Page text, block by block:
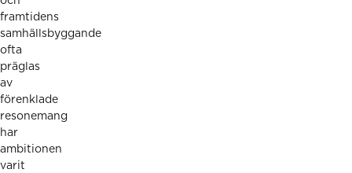
framtidens
samhällsbyggande
ofta
präglas
av
förenklade
resonemang
har
ambitionen
varit